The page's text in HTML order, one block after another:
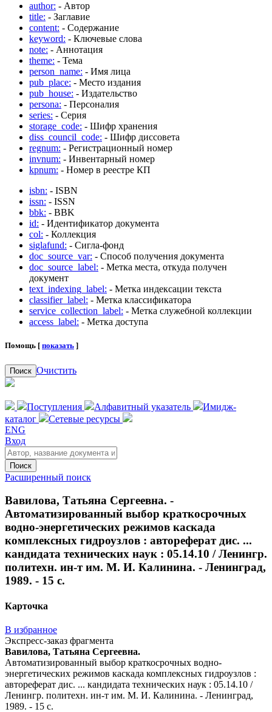
author: - Автор
title: - Заглавие
content: - Содержание
keyword: - Ключевые слова
note: - Аннотация
theme: - Тема
person_name: - Имя лица
pub_place: - Место издания
pub_house: - Издательство
persona: - Персоналия
series: - Серия
storage_code: - Шифр хранения
diss_council_code: - Шифр диссовета
regnum: - Регистрационный номер
invnum: - Инвентарный номер
kpnum: - Номер в реестре КП
isbn: - ISBN
issn: - ISSN
bbk: - BBK
id: - Идентификатор документа
col: - Коллекция
siglafund: - Сигла-фонд
doc_source_var: - Способ получения документа
doc_source_label: - Метка места, откуда получен
документ
text_indexing_label: - Метка индексации текста
classifier_label: - Метка классификатора
service_collection_label: - Метка служебной коллекции
access_label: - Метка доступа
Помощь [ показать ]
Поиск Очистить
Поступления Алфавитный указатель
Имидж-
каталог
Сетевые ресурсы
ENG
Вход
Поиск
Расширенный поиск
Вавилова, Татьяна Сергеевна. -
Автоматизированный выбор краткосрочных
водно-энергетических режимов каскада
комплексных гидроузлов : автореферат дис. ...
кандидата технических наук : 05.14.10 / Ленингр.
политехн. ин-т им. М. И. Калинина. - Ленинград,
1989. - 15 с.
Карточка
В избранное
Экспресс-заказ фрагмента
Вавилова, Татьяна Сергеевна.
Автоматизированный выбор краткосрочных водно-
энергетических режимов каскада комплексных гидроузлов :
автореферат дис. ... кандидата технических наук : 05.14.10 /
Ленингр. политехн. ин-т им. М. И. Калинина. - Ленинград,
1989. - 15 с.